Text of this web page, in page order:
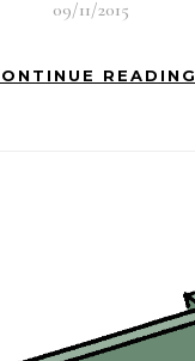
09/11/2015
READING